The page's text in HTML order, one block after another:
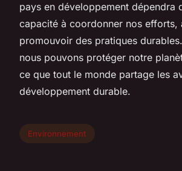
pays en développement dépendra
capacité à coordonner nos efforts,
promouvoir des pratiques
nous pouvons protéger notre
ce que tout le monde partage les
développement durable.
Environnement